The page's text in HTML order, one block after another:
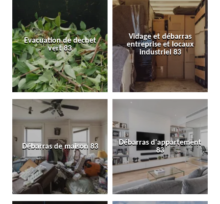
Evacuation de dechet
vert 83
Vidage et débarras
entreprise et locaux
industriel 83
Débarras de maison 83
Débarras d'appartement
83